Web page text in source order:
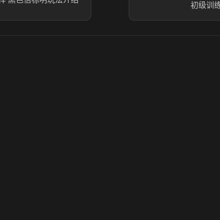
初级训